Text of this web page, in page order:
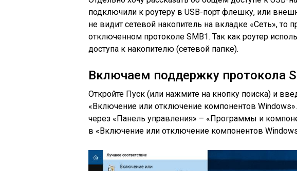
подключили к роутеру в USB-порт флешку, или
не видит сетевой накопитель на вкладке «Сеть»,
отключенном протоколе SMB1. Так как роутер
доступа к накопителю (сетевой папке).
Включаем поддержку протокола
Откройте Пуск (или нажмите на кнопку поиска) и
«Включение или отключение компонентов
через «Панель управления» – «Программы и
в «Включение или отключение компонентов